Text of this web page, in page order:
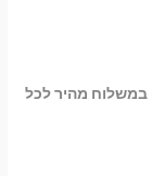
במשלוח מהיר לכל